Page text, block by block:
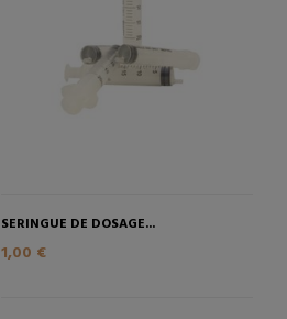
SERINGUE DE DOSAGE...
1,00 €